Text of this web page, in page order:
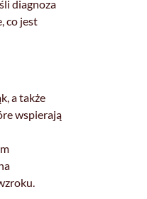
diagnoza
co jest
a także
wspierają